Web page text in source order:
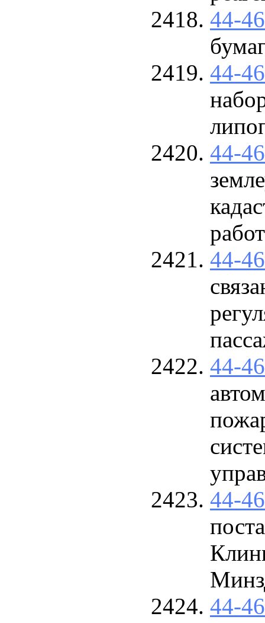
44-
44-
44-
работ
44-
44-
44-
44-